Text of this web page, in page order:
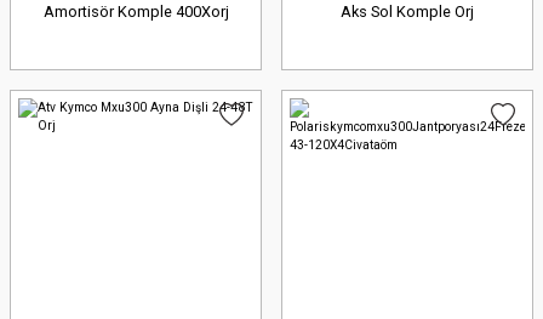
Amortisör Komple 400Xorj
Aks Sol Komple Orj